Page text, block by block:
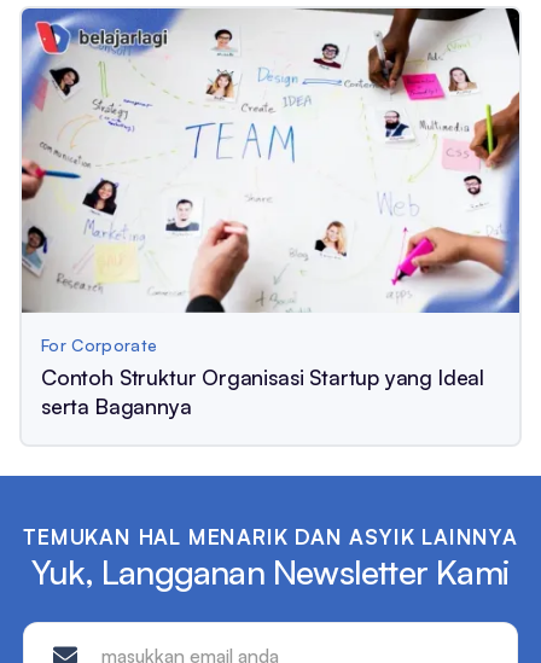
For Corporate
Contoh Struktur Organisasi Startup yang Ideal
serta Bagannya
TEMUKAN HAL MENARIK DAN ASYIK LAINNYA
Yuk, Langganan Newsletter Kami